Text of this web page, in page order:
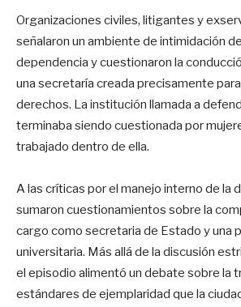
Organizaciones civiles, litigantes y
señalaron un ambiente de intimidación
dependencia y cuestionaron la
una secretaría creada precisamente
derechos. La institución llamada a
terminaba siendo cuestionada por
trabajado dentro de ella.
A las críticas por el manejo interno de la
sumaron cuestionamientos sobre la
cargo como secretaria de Estado y una
universitaria. Más allá de la discusión
el episodio alimentó un debate sobre la
estándares de ejemplaridad que la